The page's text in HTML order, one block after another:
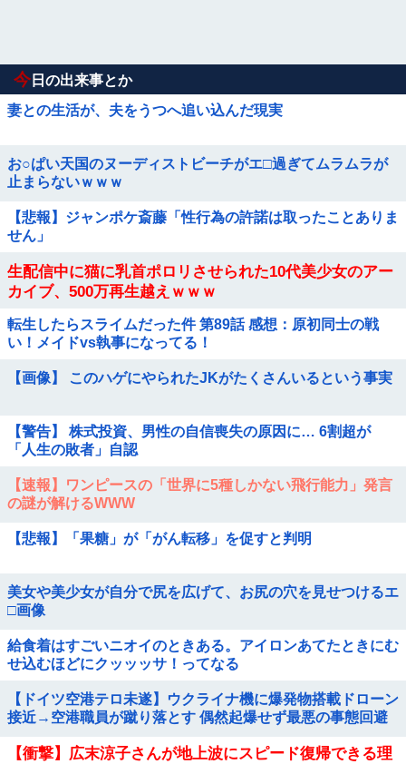
今 日の出来事とか
妻との生活が、夫をうつへ追い込んだ現実
お○ぱい天国のヌーディストビーチがエ□過ぎてムラムラが
止まらないｗｗｗ
【悲報】ジャンポケ斎藤「性行為の許諾は取ったことありま
せん」
生配信中に猫に乳首ポロリさせられた10代美少女のアー
カイブ、500万再生越えｗｗｗ
転生したらスライムだった件 第89話 感想：原初同士の戦
い！メイドvs執事になってる！
【画像】 このハゲにやられたJKがたくさんいるという事実
【警告】 株式投資、男性の自信喪失の原因に… 6割超が
「人生の敗者」自認
【速報】ワンピースの「世界に5種しかない飛行能力」発言
の謎が解けるWWW
【悲報】「果糖」が「がん転移」を促すと判明
美女や美少女が自分で尻を広げて、お尻の穴を見せつけるエ
□画像
給食着はすごいニオイのときある。アイロンあてたときにむ
せ込むほどにクッッッサ！ってなる
【ドイツ空港テロ未遂】ウクライナ機に爆発物搭載ドローン
接近→空港職員が蹴り落とす 偶然起爆せず最悪の事態回避
【衝撃】広末涼子さんが地上波にスピード復帰できる理